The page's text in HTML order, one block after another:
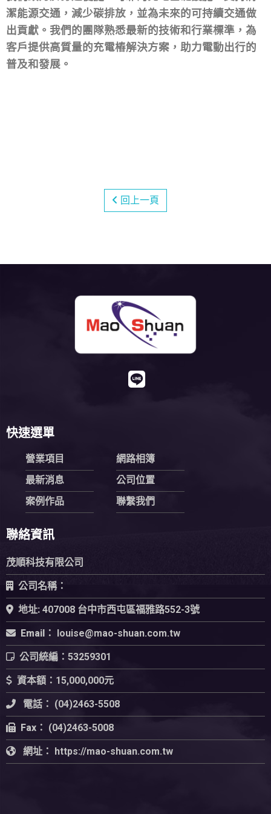
潔能源交通，減少碳排放，並為未來的可持續交通做
出貢獻。我們的團隊熟悉最新的技術和行業標準，為
客戶提供高質量的充電樁解決方案，助力電動出行的
普及和發展。
回上一頁
快速選單
營業項目
最新消息
案例作品
網路相簿
公司位置
聯繫我們
聯絡資訊
茂順科技有限公司
公司名稱：
地址: 407008 台中市西屯區福雅路552-3號
Email：
公司統編： 53259301
資本額： 15,000,000元
電話： (04)2463-5508
Fax： (04)2463-5008
網址： https://mao-shuan.com.tw